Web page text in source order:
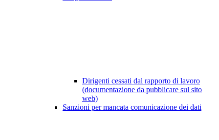
Dirigenti cessati dal rapporto di lavoro
(documentazione da pubblicare sul sito
web)
Sanzioni per mancata comunicazione dei dati